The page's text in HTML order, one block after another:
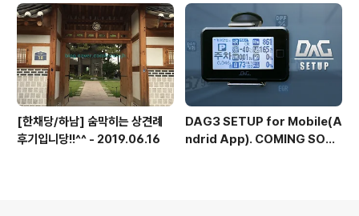
[한채당/하남] 숨막히는 상견례
후기입니당!!^^ - 2019.06.16
DAG3 SETUP for Mobile(A
ndrid App). COMING SOO